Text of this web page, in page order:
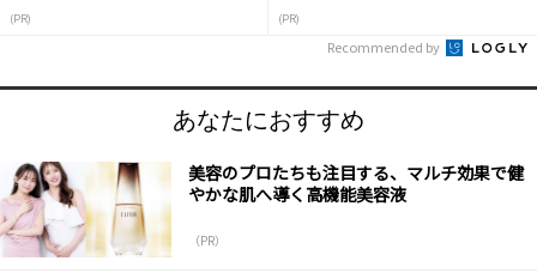
(PR) (PR)
Recommended by
あなたにおすすめ
美容のプロたちも注目する、マルチ効果で健
やかな肌へ導く高機能美容液
（PR）